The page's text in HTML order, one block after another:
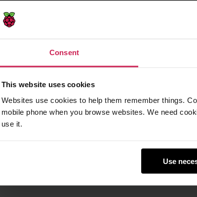
Consent
This website uses cookies
Websites use cookies to help them remember things.
mobile phone when you browse websites. We need
use it.
Use
προσεχείς εκδηλώσεις
τις εκδηλώσεις της σε άλλη ιστοσελίδα
ανθρώπους να παρευρεθούν χωρίς κράτηση.